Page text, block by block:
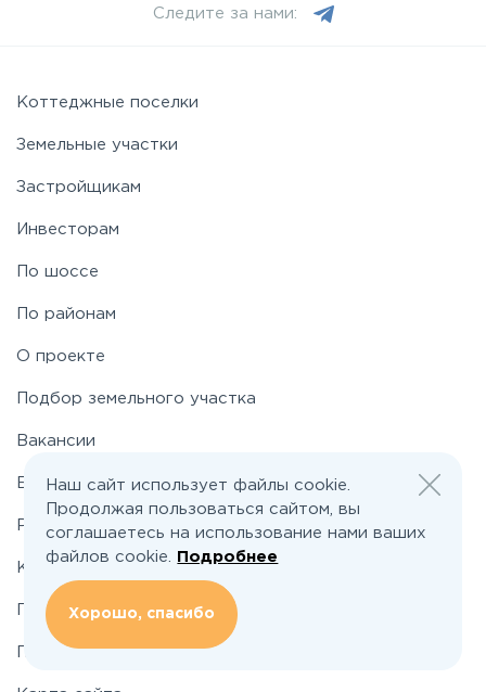
Следите за нами:
Коттеджные поселки
Земельные участки
Застройщикам
Инвесторам
По шоссе
По районам
О проекте
Подбор земельного участка
Вакансии
Блог
Реклама и сотрудничество
Контакты
Политика конфиденциальности
Пользовательское соглашение
Наш сайт использует файлы cookie.
Продолжая пользоваться сайтом, вы
соглашаетесь на использование нами ваших
файлов cookie.
Подробнее
Хорошо, спасибо